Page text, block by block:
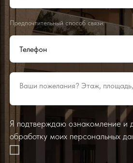
Предпочтительный способ связи:
Ваши пожелания? Этаж,
Я подтверждаю ознакомление и
обработку моих персональных